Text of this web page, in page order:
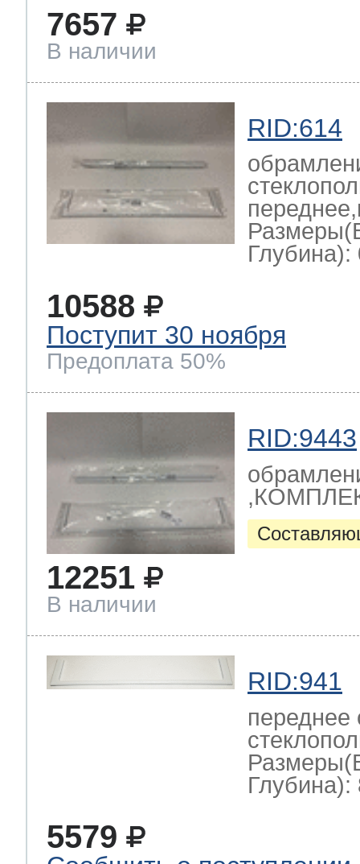
7657
В наличии
RID:614
Глубина):
10588
Поступит 30 ноября
Предоплата 50%
RID:9443
12251
В наличии
RID:941
Глубина):
5579